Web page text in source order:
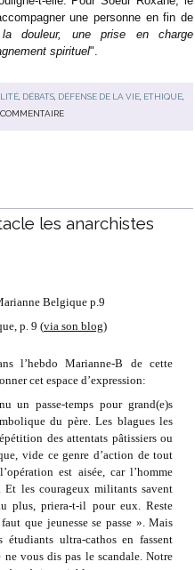
une personne en fin de
douleur, une prise en charge
spirituel".
, DÉBATS, DÉFENSE DE LA VIE, ETHIQUE,
COMMENTAIRE
les anarchistes
Belgique p.9
p. 9 (via son blog)
l’hebdo Marianne-B de cette
cet espace d’expression:
un passe-temps pour grand(e)s
du père. Les blagues les
des attentats pâtissiers ou
vide ce genre d’action de tout
est aisée, car l’homme
Et les courageux militants savent
plus, priera-t-il pour eux. Reste
que jeunesse se passe ». Mais
ultra-cathos en fassent
vous dis pas le scandale. Notre